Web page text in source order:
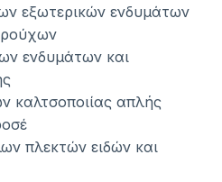
εξωτερικών ενδυμάτων
ενδυμάτων και
καλτσοποιίας απλής
πλεκτών ειδών και